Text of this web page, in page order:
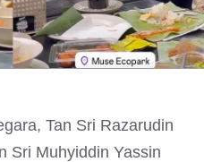
Tan Sri Razarudin
Sri Muhyiddin Yassin